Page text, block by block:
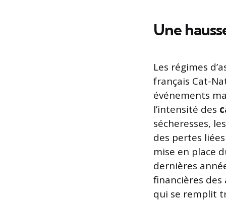
Une
Les régimes
français Cat-
événements
l’intensité des
sécheresses,
des pertes
mise en place
dernières
financières des
qui se remplit